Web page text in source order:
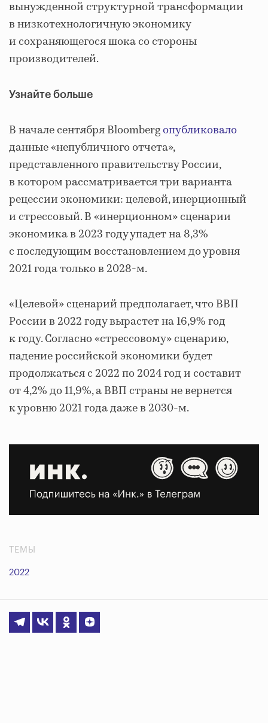
вынужденной структурной трансформации
в низкотехнологичную экономику
и сохраняющегося шока со стороны
производителей.
Узнайте больше
В начале сентября Bloombergопубликовало
данные «непубличного отчета»,
представленного правительству России,
в котором рассматривается три варианта
рецессии экономики: целевой, инерционный
и стрессовый. В «инерционном» сценарии
экономика в 2023 году упадет на 8,3%
с последующим восстановлением до уровня
2021 года только в 2028-м.
«Целевой» сценарий предполагает, что ВВП
России в 2022 году вырастет на 16,9% год
к году. Согласно «стрессовому» сценарию,
падение российской экономики будет
продолжаться с 2022 по 2024 год и составит
от 4,2% до 11,9%, а ВВП страны не вернется
к уровню 2021 года даже в 2030-м.
ТЕМЫ
2022